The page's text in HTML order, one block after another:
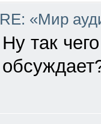
RE: «Мир
Ну так